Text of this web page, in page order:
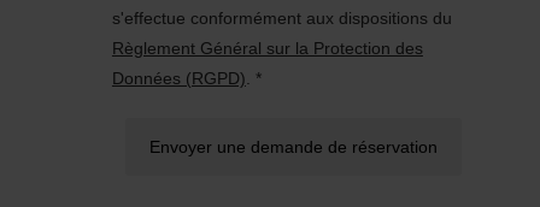
s'effectue conformément aux dispositions du
Règlement Général sur la Protection des
Données (RGPD). *
Envoyer une demande de réservation